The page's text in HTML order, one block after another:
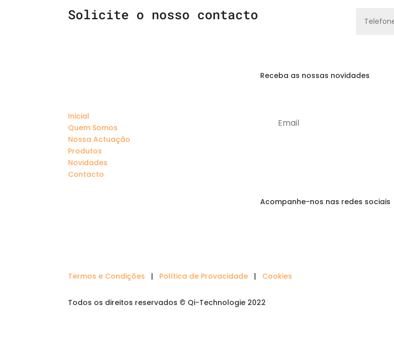
Solicite o nosso contacto
Inicial
Quem Somos
Nossa Actuação
Produtos
Novidades
Contacto
Receba as nossas novidades
Acompanhe-nos nas redes sociais
Termos e Condições | Política de Provacidade | Cookies
Todos os direitos reservados © Qi-Technologie 2022